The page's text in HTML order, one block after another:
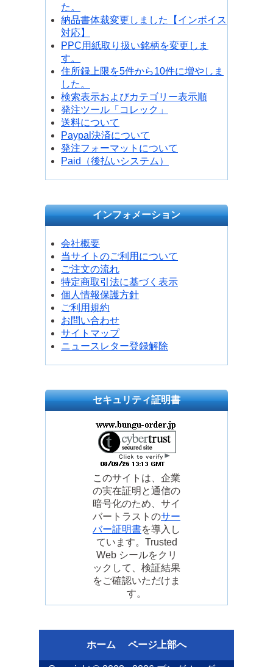
た。
納品書体裁変更しました【インボイス
対応】
PPC用紙取り扱い銘柄を変更しま
す。
住所録上限を5件から10件に増やしま
した。
検索表示およびカテゴリー表示順
発注ツール「コレック」
送料について
Paypal決済について
発注フォーマットについて
Paid（後払いシステム）
インフォメーション
会社概要
当サイトのご利用について
ご注文の流れ
特定商取引法に基づく表示
個人情報保護方針
ご利用規約
お問い合わせ
サイトマップ
ニュースレター登録解除
セキュリティ証明書
このサイトは、企業
の実在証明と通信の
暗号化のため、サイ
バートラストのサー
バー証明書を導入し
ています。Trusted
Web シールをクリ
ックして、検証結果
をご確認いただけま
す。
ホーム ページ上部へ